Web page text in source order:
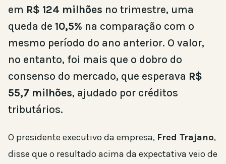
em R$ 124 milhões no trimestre, uma
queda de 10,5% na comparação com o
mesmo período do ano anterior. O valor,
no entanto, foi mais que o dobro do
consenso do mercado, que esperava R$
55,7 milhões, ajudado por créditos
tributários.
O presidente executivo da empresa, Fred Trajano,
disse que o resultado acima da expectativa veio de